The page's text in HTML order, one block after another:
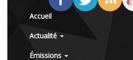
Accueil
Actualité
Émissions